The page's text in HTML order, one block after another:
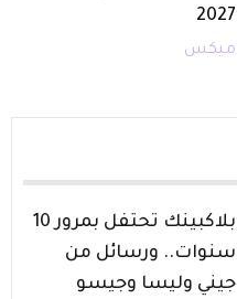
2027
ميكس
بلاكبينك تحتفل بمرور 10
سنوات.. ورسائل من
جيني وليسا وجيسو